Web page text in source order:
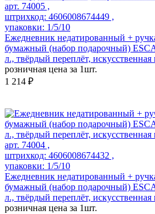
арт. 74005 ,
штрихкод: 4606008674449 ,
упаковки: 1/5/10
Ежедневник недатированный +
бумажный (набор подарочный)
л., твёрдый переплёт,
розничная цена за 1шт.
1 214 ₽
арт. 74004 ,
штрихкод: 4606008674432 ,
упаковки: 1/5/10
Ежедневник недатированный +
бумажный (набор подарочный)
л., твёрдый переплёт,
розничная цена за 1шт.